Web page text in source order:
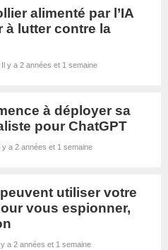
alimenté par l’IA
à lutter contre la
Il y a 2 années et 1 semaine
à déployer sa
pour ChatGPT
y a 2 années et 1 semaine
utiliser votre
vous espionner,
y a 2 années et 1 semaine